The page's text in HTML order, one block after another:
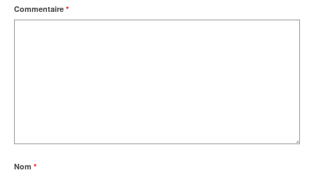
Commentaire *
Nom *